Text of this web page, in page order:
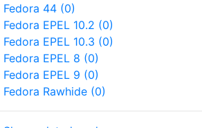
Fedora 44 (0)
Fedora EPEL 10.2 (0)
Fedora EPEL 10.3 (0)
Fedora EPEL 8 (0)
Fedora EPEL 9 (0)
Fedora Rawhide (0)